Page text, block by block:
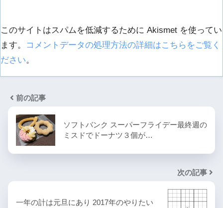
このサイトはスパムを低減するために Akismet を使ってい
ます。
コメントデータの処理方法の詳細はこちらをご覧く
ださい。
前の記事
ソフトバンク スーパーフライデー最終週の
ミスドでドーナツ３個が…
次の記事
一年の計は元旦にあり 2017年のやりたい